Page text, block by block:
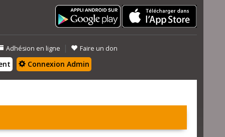
Adhésion en ligne | Faire un don
Connexion Admin